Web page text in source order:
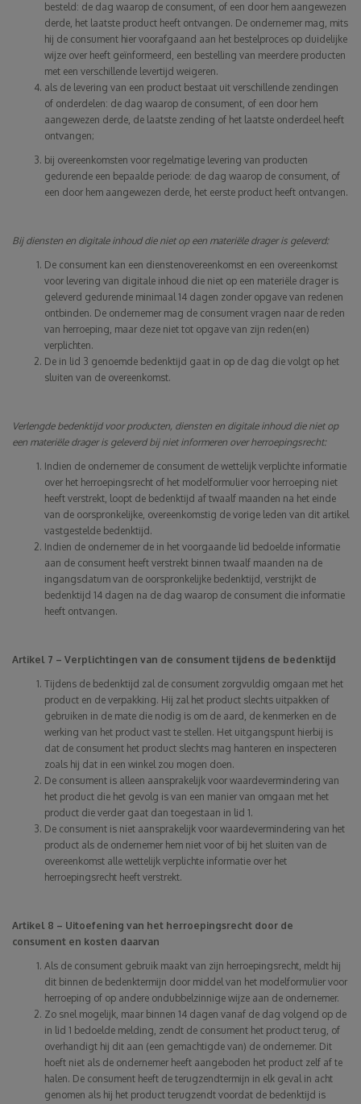
besteld: de dag waarop de consument, of een door hem aangewezen
derde, het laatste product heeft ontvangen. De ondernemer mag, mits
hij de consument hier voorafgaand aan het bestelproces op duidelijke
wijze over heeft geïnformeerd, een bestelling van meerdere producten
met een verschillende levertijd weigeren.
als de levering van een product bestaat uit verschillende zendingen
of onderdelen: de dag waarop de consument, of een door hem
aangewezen derde, de laatste zending of het laatste onderdeel heeft
ontvangen;
bij overeenkomsten voor regelmatige levering van producten
gedurende een bepaalde periode: de dag waarop de consument, of
een door hem aangewezen derde, het eerste product heeft ontvangen.
Bij diensten en digitale inhoud die niet op een materiële drager is geleverd:
De consument kan een dienstenovereenkomst en een overeenkomst
voor levering van digitale inhoud die niet op een materiële drager is
geleverd gedurende minimaal 14 dagen zonder opgave van redenen
ontbinden. De ondernemer mag de consument vragen naar de reden
van herroeping, maar deze niet tot opgave van zijn reden(en)
verplichten.
De in lid 3 genoemde bedenktijd gaat in op de dag die volgt op het
sluiten van de overeenkomst.
Verlengde bedenktijd voor producten, diensten en digitale inhoud die niet op
een materiële drager is geleverd bij niet informeren over herroepingsrecht:
Indien de ondernemer de consument de wettelijk verplichte informatie
over het herroepingsrecht of het modelformulier voor herroeping niet
heeft verstrekt, loopt de bedenktijd af twaalf maanden na het einde
van de oorspronkelijke, overeenkomstig de vorige leden van dit artikel
vastgestelde bedenktijd.
Indien de ondernemer de in het voorgaande lid bedoelde informatie
aan de consument heeft verstrekt binnen twaalf maanden na de
ingangsdatum van de oorspronkelijke bedenktijd, verstrijkt de
bedenktijd 14 dagen na de dag waarop de consument die informatie
heeft ontvangen.
Artikel 7 – Verplichtingen van de consument tijdens de bedenktijd
Tijdens de bedenktijd zal de consument zorgvuldig omgaan met het
product en de verpakking. Hij zal het product slechts uitpakken of
gebruiken in de mate die nodig is om de aard, de kenmerken en de
werking van het product vast te stellen. Het uitgangspunt hierbij is
dat de consument het product slechts mag hanteren en inspecteren
zoals hij dat in een winkel zou mogen doen.
De consument is alleen aansprakelijk voor waardevermindering van
het product die het gevolg is van een manier van omgaan met het
product die verder gaat dan toegestaan in lid 1.
De consument is niet aansprakelijk voor waardevermindering van het
product als de ondernemer hem niet voor of bij het sluiten van de
overeenkomst alle wettelijk verplichte informatie over het
herroepingsrecht heeft verstrekt.
Artikel 8 – Uitoefening van het herroepingsrecht door de
consument en kosten daarvan
Als de consument gebruik maakt van zijn herroepingsrecht, meldt hij
dit binnen de bedenktermijn door middel van het modelformulier voor
herroeping of op andere ondubbelzinnige wijze aan de ondernemer.
Zo snel mogelijk, maar binnen 14 dagen vanaf de dag volgend op de
in lid 1 bedoelde melding, zendt de consument het product terug, of
overhandigt hij dit aan (een gemachtigde van) de ondernemer. Dit
hoeft niet als de ondernemer heeft aangeboden het product zelf af te
halen. De consument heeft de terugzendtermijn in elk geval in acht
genomen als hij het product terugzendt voordat de bedenktijd is